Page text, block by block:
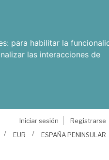
para habilitar la
las interacciones de
Iniciar sesión
Registrarse
EUR ESPAÑA PENINSULAR